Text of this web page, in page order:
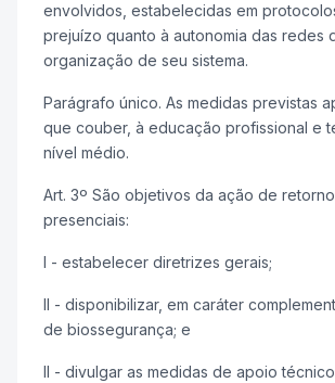
envolvidos, estabelecidas em
prejuízo quanto à autonomia das redes
organização de seu sistema.
Parágrafo único. As medidas previstas
que couber, à educação profissional e
nível médio.
Art. 3º São objetivos da ação de
presenciais:
I - estabelecer diretrizes gerais;
II - disponibilizar, em caráter
de biossegurança; e
II - divulgar as medidas de apoio